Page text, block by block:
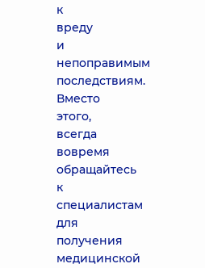
к
вреду
и
непоправимым
последствиям.
Вместо
этого,
всегда
вовремя
обращайтесь
к
специалистам
для
получения
медицинской